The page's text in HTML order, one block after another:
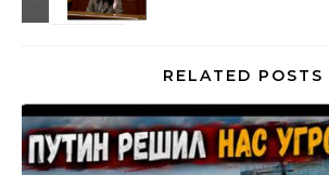
RELATED POSTS